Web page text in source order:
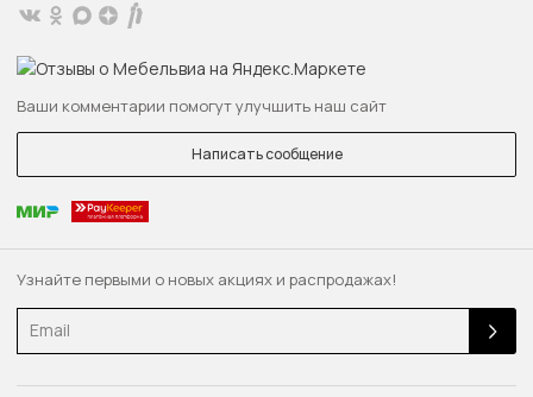
Узнайте первыми о новых акциях и распродажах!
Email
Ваши комментарии помогут улучшить наш сайт
Написать сообщение